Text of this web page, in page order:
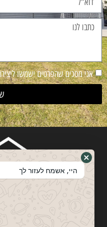
אני מסכים שהפרטים ישמשו
היי, אשמח לעזור לך